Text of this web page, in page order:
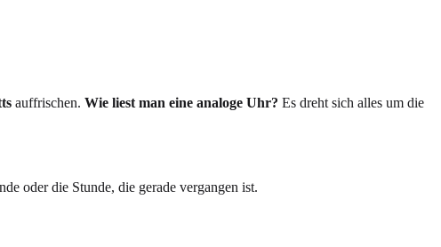
auffrischen. Wie liest man eine analoge Uhr? Es dreht sich alles um die
oder die Stunde, die gerade vergangen ist.